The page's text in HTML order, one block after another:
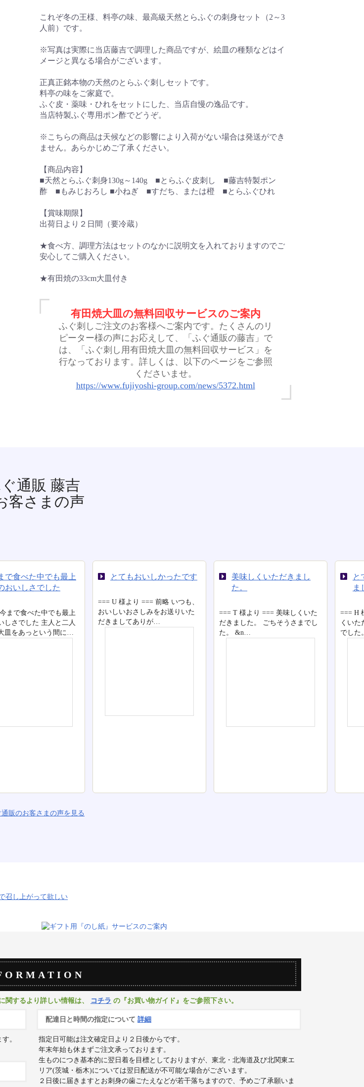
これぞ冬の王様、料亭の味、最高級天然とらふぐの刺身セット（2～3
人前）です。
※写真は実際に当店藤吉で調理した商品ですが、絵皿の種類などはイ
メージと異なる場合がございます。
正真正銘本物の天然のとらふぐ刺しセットです。
料亭の味をご家庭で。
ふぐ皮・薬味・ひれをセットにした、当店自慢の逸品です。
当店特製ふぐ専用ポン酢でどうぞ。
※こちらの商品は天候などの影響により入荷がない場合は発送ができ
ません。あらかじめご了承ください。
【商品内容】
■天然とらふぐ刺身130g～140g ■とらふぐ皮刺し ■藤吉特製ポン
酢 ■もみじおろし ■小ねぎ ■すだち、または橙 ■とらふぐひれ
【賞味期限】
出荷日より２日間（要冷蔵）
★食べ方、調理方法はセットのなかに説明文を入れておりますのでご
安心してご購入ください。
★有田焼の33cm大皿付き
有田焼大皿の無料回収サービスのご案内
ふぐ刺しご注文のお客様へご案内です。たくさんのリ
ピーター様の声にお応えして、「ふぐ通販の藤吉」で
は、「ふぐ刺し用有田焼大皿の無料回収サービス」を
行なっております。詳しくは、以下のページをご参照
くださいませ。
https://www.fujiyoshi-group.com/news/5372.html
とてもおいしかったです
しいおさしみをお送りいた
ましてありが…
美味しくいただきまし
=== T 様より === 美味しくいた
だきました。 ごちそうさまでし
とても美味しくいただき
=== H 様より === とても美味し
くいただきました。 ご馳走さま
でした。 …
た
た
関するより詳しい情報は、 コチラ の『お買い物ガイド』をご参照下さい。
。
配達日と時間の指定について 詳細
指定日可能は注文確定日より２日後からです。
年末年始も休まずご注文承っております。
生ものにつき基本的に翌日着を目標としておりますが、東北・北海道及び北関東エ
リア(茨城・栃木)については翌日配送が不可能な場合がございます。
２日後に届きますとお刺身の歯ごたえなどが若干落ちますので、予めご了承願いま